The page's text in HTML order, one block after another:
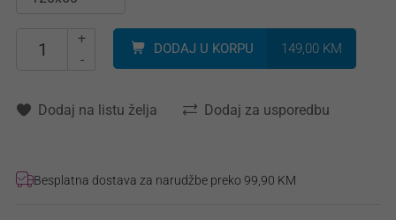
+
-
DODAJ U KORPU 149,00 KM
Dodaj na listu želja Dodaj za usporedbu
Besplatna dostava za narudžbe preko 99,90 KM